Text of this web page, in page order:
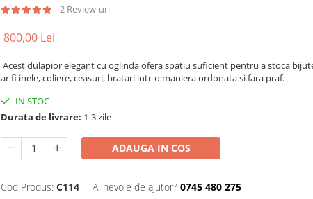
2 Review-uri
800,00 Lei
Acest dulapior elegant cu oglinda ofera spatiu suficient pentru a stoca
ar fi inele, coliere, ceasuri, bratari intr-o maniera ordonata si fara praf.
IN STOC
Durata de livrare: 1-3 zile
ADAUGA IN COS
Cod Produs: C114 Ai nevoie de ajutor? 0745 480 275